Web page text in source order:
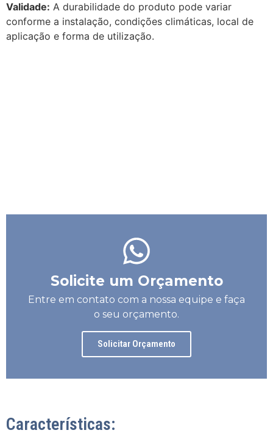
Validade: A durabilidade do produto pode variar
conforme a instalação, condições climáticas, local de
aplicação e forma de utilização.
Solicite um Orçamento
Entre em contato com a nossa equipe e faça
o seu orçamento.
Solicitar Orçamento
Características: